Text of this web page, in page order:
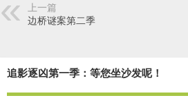
上一篇
边桥谜案第二季
追影逐凶第一季：等您坐沙发呢！